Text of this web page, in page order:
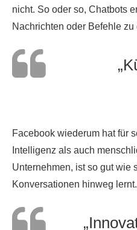
nicht. So oder so, Chatbots
Nachrichten oder Befehle zu
Facebook wiederum hat für
Intelligenz als auch
Unternehmen, ist so gut wie
Konversationen hinweg lernt.